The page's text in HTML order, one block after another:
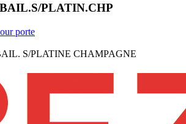
PLATIN.CHP
porte
S/PLATINE CHAMPAGNE